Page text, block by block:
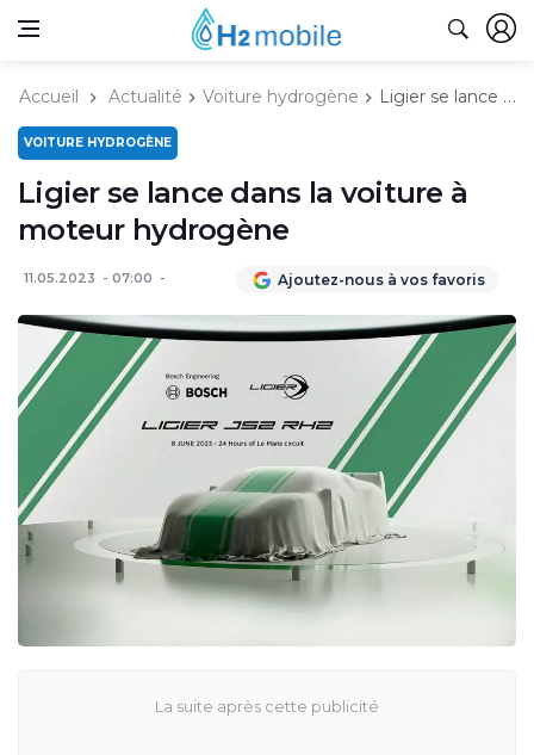
Accueil Actualité Voiture hydrogène Ligier se lance dans la voiture à moteur hydrogène
VOITURE HYDROGÈNE
Ligier se lance dans la voiture à
moteur hydrogène
11.05.2023 07:00 Ajoutez-nous à vos favoris